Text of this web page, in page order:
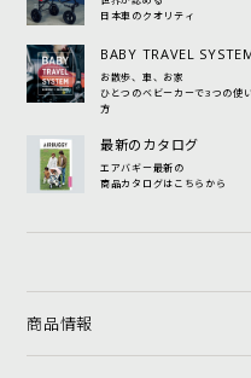
日本車のクオリティ
BABY TRAVEL
お散歩、車、お家
ひとつのベビーカーで3つの使
方
最新のカタログ
エアバギー最新の
商品カタログはこちらから
商品情報